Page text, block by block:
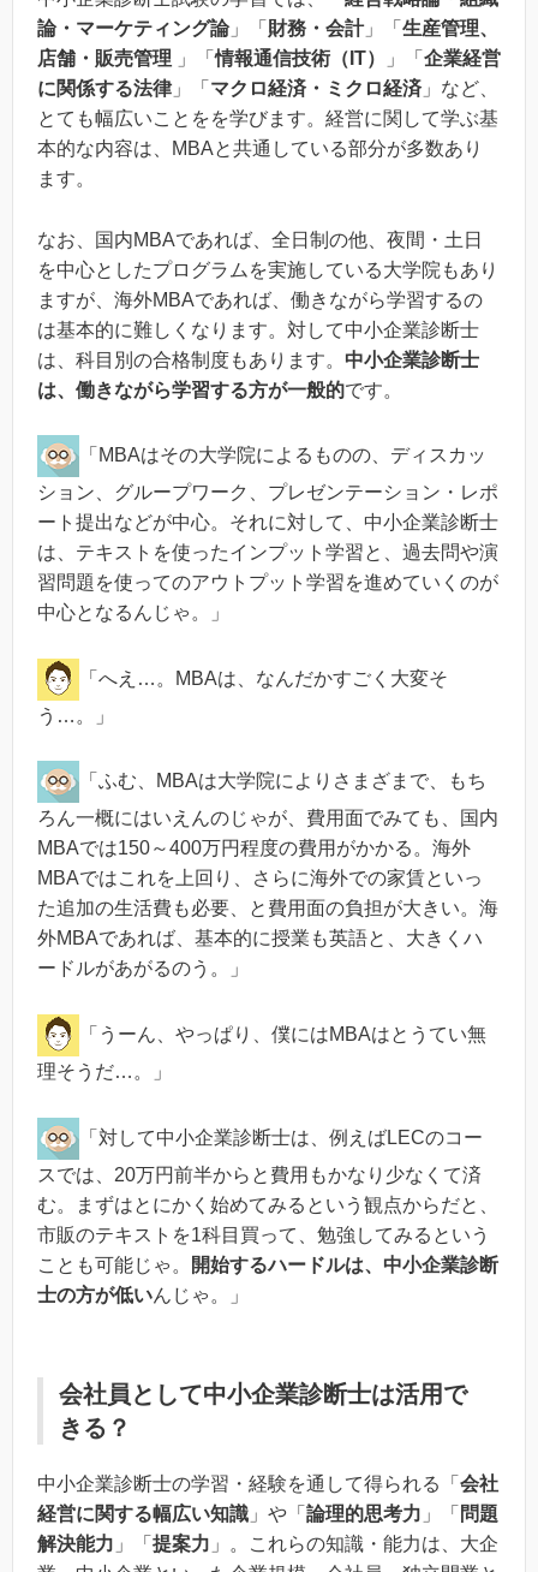
論・マーケティング論」「 財務・会計」「 生産管理、
店舗・販売管理 」「情報通信技術（IT） 」「 企業経営
に関係する法律」「 マクロ経済・ミクロ経済 」など、
とても幅広いことをを学びます。経営に関して学ぶ基
本的な内容は、MBAと共通している部分が多数あり
ます。
なお、国内MBAであれば、全日制の他、夜間・土日
を中心としたプログラムを実施している大学院もあり
ますが、海外MBAであれば、働きながら学習するの
は基本的に難しくなります。対して中小企業診断士
は、科目別の合格制度もあります。 中小企業診断士
は、働きながら学習する方が一般的です。
「MBAはその大学院によるものの、ディスカッ
ション、グループワーク、プレゼンテーション・レポ
ート提出などが中心。それに対して、中小企業診断士
は、テキストを使ったインプット学習と、過去問や演
習問題を使ってのアウトプット学習を進めていくのが
中心となるんじゃ。」
「へえ…。MBAは、なんだかすごく大変そ
う…。」
「ふむ、MBAは大学院によりさまざまで、もち
ろん一概にはいえんのじゃが、費用面でみても、国内
MBAでは150～400万円程度の費用がかかる。海外
MBAではこれを上回り、さらに海外での家賃といっ
た追加の生活費も必要、と費用面の負担が大きい。海
外MBAであれば、基本的に授業も英語と、大きくハ
ードルがあがるのう。」
「うーん、やっぱり、僕にはMBAはとうてい無
理そうだ…。」
「対して中小企業診断士は、例えばLECのコー
スでは、20万円前半からと費用もかなり少なくて済
む。まずはとにかく始めてみるという観点からだと、
市販のテキストを1科目買って、勉強してみるという
ことも可能じゃ。
開始するハードルは、中小企業診断
士の方が低いんじゃ。」
会社員として中小企業診断士は活用で
きる？
中小企業診断士の学習・経験を通して得られる「 会社
経営に関する幅広い知識 」や「 論理的思考力 」「 問題
解決能力 」「 提案力 」。これらの知識・能力は、大企